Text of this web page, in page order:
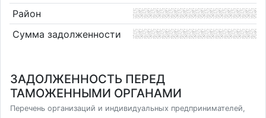
Район
Сумма задолженности
ЗАДОЛЖЕННОСТЬ ПЕРЕД
ТАМОЖЕННЫМИ ОРГАНАМИ
Перечень организаций и индивидуальных предпринимателей,